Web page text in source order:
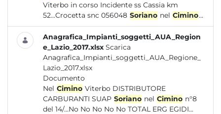
Viterbo in corso Incidente ss Cassia km
52...Crocetta snc 056048 Soriano nel Cimino...
Anagrafica_Impianti_soggetti_AUA_Region
e_Lazio_2017.xlsx Scarica
Anagrafica_Impianti_soggetti_AUA_Regione_
Lazio_2017.xlsx
Documento
Nel Cimino Viterbo DISTRIBUTORE
CARBURANTI SUAP Soriano nel Cimino n°8
del 14/...No No No No No TOTAL ERG EGIDI...